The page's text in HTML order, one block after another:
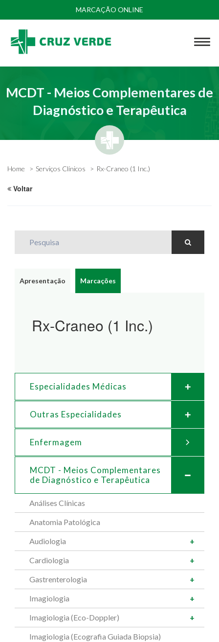
MARCAÇÃO ONLINE
MCDT - Meios Complementares de
Diagnóstico e Terapêutica
Home Serviços Clínicos Rx-Craneo (1 Inc.)
Voltar
Apresentação Marcações
Rx-Craneo (1 Inc.)
Especialidades Médicas
Outras Especialidades
Enfermagem
MCDT - Meios Complementares
de Diagnóstico e Terapêutica
Análises Clínicas
Anatomia Patológica
Audiologia
Cardiologia
Gastrenterologia
Imagiologia
Imagiologia (Eco-Doppler)
Imagiologia (Ecografia Guiada Biopsia)